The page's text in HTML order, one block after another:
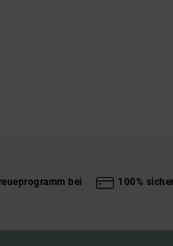
bei 100%